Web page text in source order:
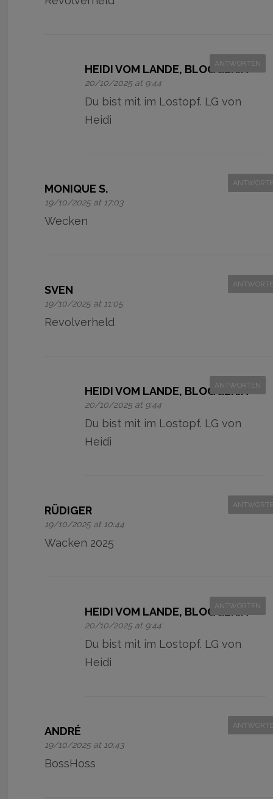
HEIDI VOM LANDE, BLOGGERIN
20/10/2025 at 9:44
ANTWORTEN
Du bist mit im Lostopf. LG von
Heidi
MONIQUE S.
19/10/2025 at 17:03
Wecken
SVEN
19/10/2025 at 11:05
Revolverheld
HEIDI VOM LANDE, BLOGGERIN
20/10/2025 at 9:44
ANTWORTEN
Du bist mit im Lostopf. LG von
Heidi
RÜDIGER
19/10/2025 at 10:44
Wacken 2025
HEIDI VOM LANDE, BLOGGERIN
20/10/2025 at 9:44
ANTWORTEN
Du bist mit im Lostopf. LG von
Heidi
ANDRÉ
19/10/2025 at 10:43
BossHoss